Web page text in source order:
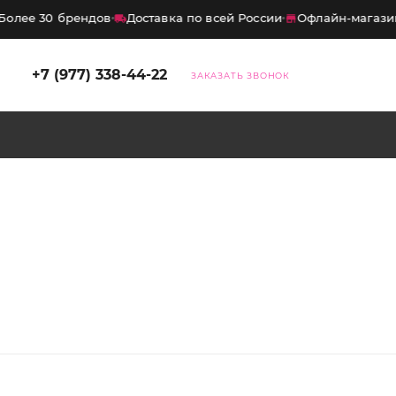
30 брендов Доставка по всей России Офлайн-магазины в
+7 (977) 338-44-22 ЗАКАЗАТЬ ЗВОНОК